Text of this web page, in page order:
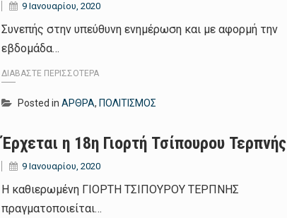
9 Ιανουαρίου, 2020
Συνεπής στην υπεύθυνη ενημέρωση και με αφορμή την
εβδομάδα…
ΔΙΑΒΆΣΤΕ ΠΕΡΙΣΣΌΤΕΡΑ
Posted in ΑΡΘΡΑ, ΠΟΛΙΤΙΣΜΟΣ
Έρχεται η 18η Γιορτή Τσίπουρου Τερπνής
9 Ιανουαρίου, 2020
Η καθιερωμένη ΓΙΟΡΤΗ ΤΣΙΠΟΥΡΟΥ ΤΕΡΠΝΗΣ
πραγματοποιείται…